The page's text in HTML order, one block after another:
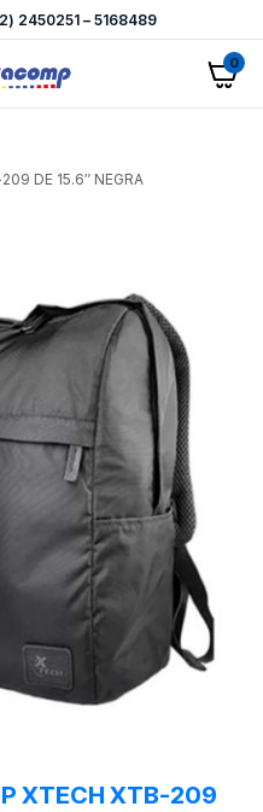
2450251 – 5168489
0
DE 15.6″ NEGRA
XTECH XTB-209